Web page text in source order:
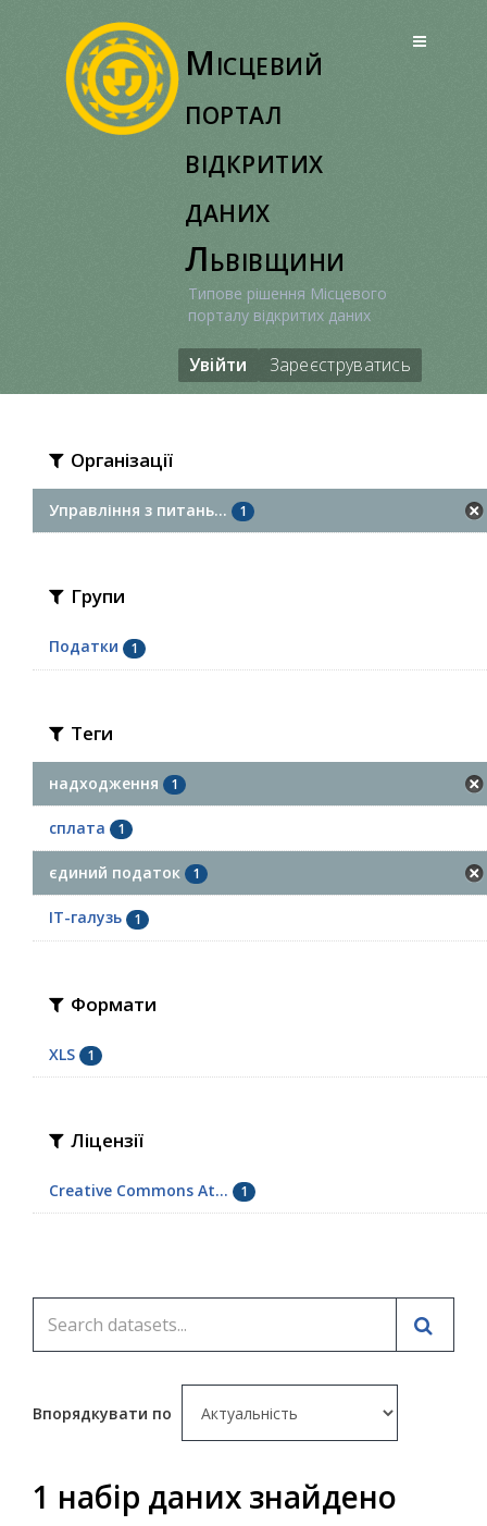
Місцевий
портал
відкритих
даних
Львівщини
Типове рішення Місцевого
порталу відкритих даних
Увійти Зареєструватись
Організації
Управління з питань... 1
Групи
Податки 1
Теги
надходження 1
сплата 1
єдиний податок 1
ІТ-галузь 1
Формати
XLS 1
Ліцензії
Creative Commons At... 1
Впорядкувати по
1 набір даних знайдено